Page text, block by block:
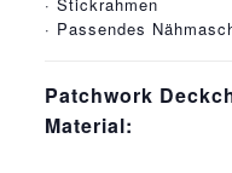
· Passendes
Patchwork
Material: